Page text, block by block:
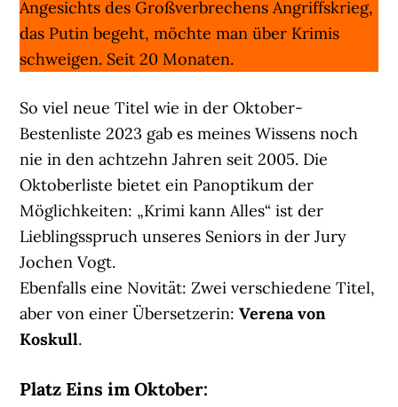
Angesichts des Großverbrechens Angriffskrieg,
das Putin begeht, möchte man über Krimis
schweigen. Seit 20 Monaten.
So viel neue Titel wie in der Oktober-
Bestenliste 2023 gab es meines Wissens noch
nie in den achtzehn Jahren seit 2005. Die
Oktoberliste bietet ein Panoptikum der
Möglichkeiten: „Krimi kann Alles“ ist der
Lieblingsspruch unseres Seniors in der Jury
Jochen Vogt.
Ebenfalls eine Novität: Zwei verschiedene Titel,
aber von einer Übersetzerin:Verena von
Koskull.
Platz Eins im Oktober: